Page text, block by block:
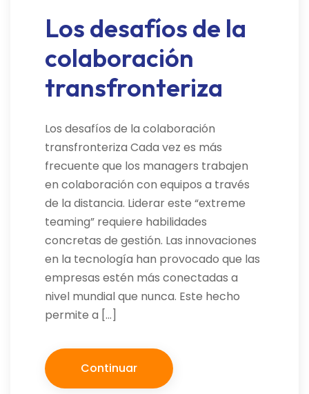
Los desafíos de la
colaboración
transfronteriza
Los desafíos de la colaboración
transfronteriza Cada vez es más
frecuente que los managers trabajen
en colaboración con equipos a través
de la distancia. Liderar este “extreme
teaming” requiere habilidades
concretas de gestión. Las innovaciones
en la tecnología han provocado que las
empresas estén más conectadas a
nivel mundial que nunca. Este hecho
permite a […]
Continuar